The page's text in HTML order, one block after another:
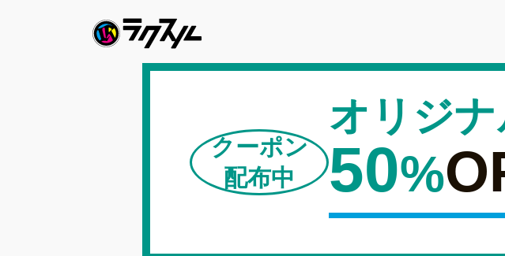
クーポン
配布中
オリジ
50%